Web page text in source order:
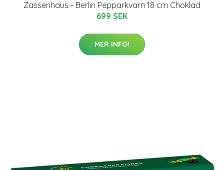
Zassenhaus - Berlin Pepparkvarn 18 cm Choklad
699 SEK
MER INFO!